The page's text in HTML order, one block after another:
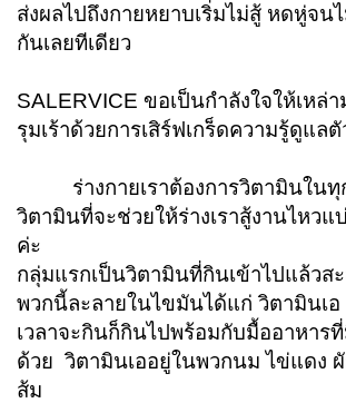
ส่งผลไปถึงกายหยาบเริ่มไม่สู้ หดหู่จน
กันเลยทีเดียว
SALERVICE ขอเป็นกำลังใจให้เหล่
รุมเร้าด้วยการเสิร์ฟเกร็ดความรู้ดูแลตั
ร่างกายเราต้องการวิตามินในทุก
วิตามินที่จะช่วยให้ร่างเราสู้งานไหวแ
ค่ะ
กลุ่มแรกเป็นวิตามินที่กินเข้าไปแล้วส
พวกนี้ละลายในไขมันได้แก่ วิตามินเอ
เวลาจะกินก็กินไปพร้อมกับมื้ออาหาร
ด้วย วิตามินเออยู่ในพวกนม ไข่แดง
ส้ม